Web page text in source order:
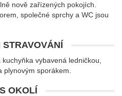
nově zařízených pokojích.
společné sprchy a WC jsou
STRAVOVÁNÍ
vybavená ledničkou,
sporákem.
OKOLÍ